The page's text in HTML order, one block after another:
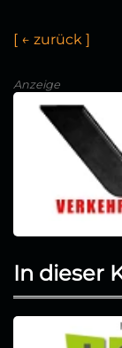
[ ← zurück ]
Anzeige
In dieser